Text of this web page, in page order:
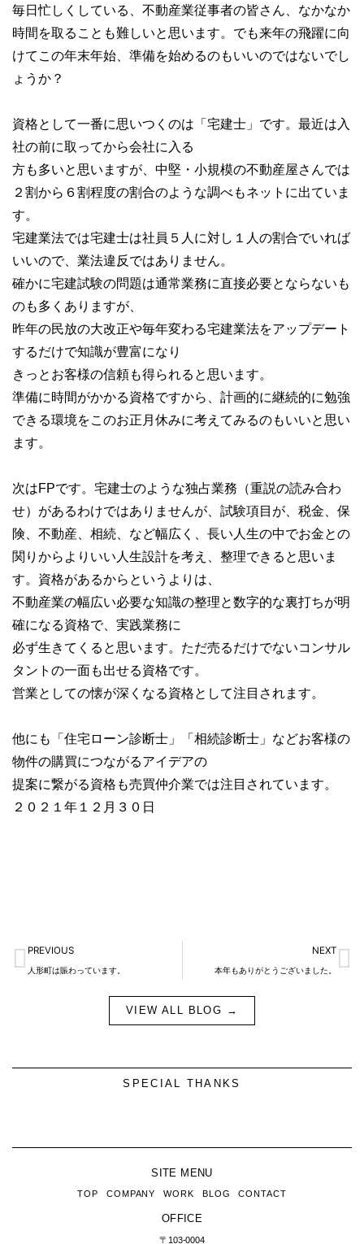
毎日忙しくしている、不動産業従事者の皆さん、なかなか
時間を取ることも難しいと思います。でも来年の飛躍に向
けてこの年末年始、準備を始めるのもいいのではないでし
ょうか？
資格として一番に思いつくのは「宅建士」です。最近は入
社の前に取ってから会社に入る
方も多いと思いますが、中堅・小規模の不動産屋さんでは
２割から６割程度の割合のような調べもネットに出ていま
す。
宅建業法では宅建士は社員５人に対し１人の割合でいれば
いいので、業法違反ではありません。
確かに宅建試験の問題は通常業務に直接必要とならないも
のも多くありますが、
昨年の民放の大改正や毎年変わる宅建業法をアップデート
するだけで知識が豊富になり
きっとお客様の信頼も得られると思います。
準備に時間がかかる資格ですから、計画的に継続的に勉強
できる環境をこのお正月休みに考えてみるのもいいと思い
ます。
次はFPです。宅建士のような独占業務（重説の読み合わ
せ）があるわけではありませんが、試験項目が、税金、保
険、不動産、相続、など幅広く、長い人生の中でお金との
関りからよりいい人生設計を考え、整理できると思いま
す。資格があるからというよりは、
不動産業の幅広い必要な知識の整理と数字的な裏打ちが明
確になる資格で、実践業務に
必ず生きてくると思います。ただ売るだけでないコンサル
タントの一面も出せる資格です。
営業としての懐が深くなる資格として注目されます。
他にも「住宅ローン診断士」「相続診断士」などお客様の
物件の購買につながるアイデアの
提案に繋がる資格も売買仲介業では注目されています。
２０２１年１２月３０日
Prev
PREVIOUS
人形町は賑わっています。
NEXT
本年もありがとうございました。
VIEW ALL BLOG →
SPECIAL THANKS
SITE MENU
TOP COMPANY WORK BLOG CONTACT
OFFICE
〒103-0004